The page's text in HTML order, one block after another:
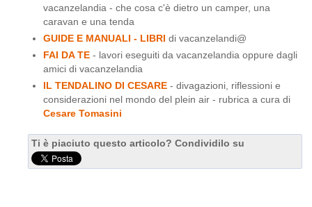
vacanzelandia - che cosa c'è dietro un camper, una
caravan e una tenda
GUIDE E MANUALI - LIBRI di vacanzelandi@
FAI DA TE - lavori eseguiti da vacanzelandia oppure dagli
amici di vacanzelandia
IL TENDALINO DI CESARE - divagazioni, riflessioni e
considerazioni nel mondo del plein air - rubrica a cura di
Cesare Tomasini
Ti è piaciuto questo articolo? Condividilo su